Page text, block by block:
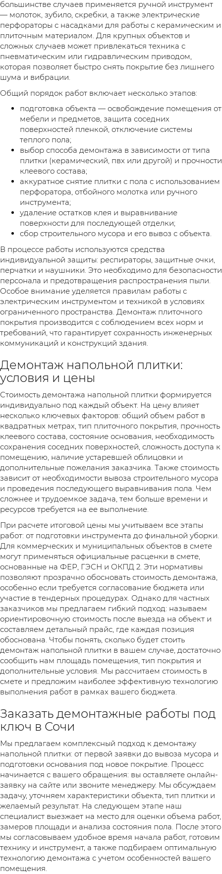
большинстве случаев применяется ручной инструмент
— молоток, зубило, скребки, а также электрические
перфораторы с насадками для работы с керамическим и
плиточным материалом. Для крупных объектов и
сложных случаев может привлекаться техника с
пневматическим или гидравлическим приводом,
которая позволяет быстро снять покрытие без лишнего
шума и вибрации.
Общий порядок работ включает несколько этапов:
подготовка объекта — освобождение помещения от
мебели и предметов, защита соседних
поверхностей пленкой, отключение системы
теплого пола;
выбор способа демонтажа в зависимости от типа
плитки (керамический, пвх или другой) и прочности
клеевого состава;
аккуратное снятие плитки с пола с использованием
перфоратора, отбойного молотка или ручного
инструмента;
удаление остатков клея и выравнивание
поверхности для последующей отделки;
сбор строительного мусора и его вывоз с объекта.
В процессе работы используются средства
индивидуальной защиты: респираторы, защитные очки,
перчатки и наушники. Это необходимо для безопасности
персонала и предотвращения распространения пыли.
Особое внимание уделяется правилам работы с
электрическим инструментом и техникой в условиях
ограниченного пространства. Демонтаж плиточного
покрытия производится с соблюдением всех норм и
требований, что гарантирует сохранность инженерных
коммуникаций и конструкций здания.
Демонтаж напольной плитки:
условия и цены
Стоимость демонтажа напольной плитки формируется
индивидуально под каждый объект. На цену влияет
несколько ключевых факторов: общий объем работ в
квадратных метрах, тип плиточного покрытия, прочность
клеевого состава, состояние основания, необходимость
сохранения соседних поверхностей, сложность доступа к
помещению, наличие устаревшей облицовки и
дополнительные пожелания заказчика. Также стоимость
зависит от необходимости вывоза строительного мусора
и проведения последующего выравнивания пола. Чем
сложнее и трудоемкое задача, тем больше времени и
ресурсов требуется на ее выполнение.
При расчете итоговой цены мы учитываем все этапы
работ: от подготовки инструмента до финальной уборки.
Для коммерческих и муниципальных объектов в смете
могут применяться официальные расценки в смете,
основанные на ФЕР, ГЭСН и ОКПД 2. Эти нормативы
позволяют прозрачно обосновать стоимость демонтажа,
особенно если требуется согласование бюджета или
участие в тендерных процедурах. Однако для частных
заказчиков мы предлагаем гибкий подход: называем
ориентировочную стоимость после выезда на объект и
составляем детальный прайс, где каждая позиция
обоснована. Чтобы понять, сколько будет стоить
демонтаж напольной плитки в вашем случае, достаточно
сообщить нам площадь помещения, тип покрытия и
дополнительные условия. Мы рассчитаем стоимость в
смете и предложим наиболее эффективную технологию
выполнения работ в рамках вашего бюджета.
Заказать демонтажные работы под
ключ в Сочи
Мы предлагаем комплексный подход к демонтажу
напольной плитки: от первой заявки до вывоза мусора и
подготовки основания под новое покрытие. Процесс
начинается с вашего обращения: вы оставляете онлайн-
заявку на сайте или звоните менеджеру. Мы обсуждаем
задачу, уточняем характеристики объекта, тип плитки и
желаемый результат. На следующем этапе наш
специалист выезжает на место для оценки объема работ,
замеров площади и анализа состояния пола. После этого
мы согласовываем удобное время начала работ, готовим
технику и инструмент, а также подбираем оптимальную
технологию демонтажа с учетом особенностей вашего
помещения.